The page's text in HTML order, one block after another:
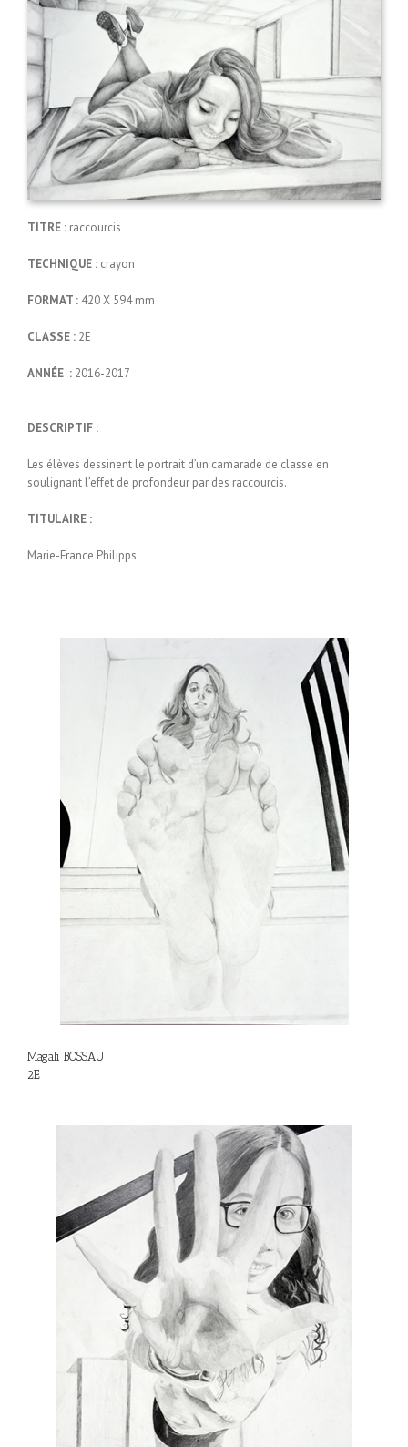
TITRE : raccourcis
TECHNIQUE : crayon
FORMAT : 420 X 594 mm
CLASSE : 2E
ANNÉE : 2016-2017
DESCRIPTIF :
Les élèves dessinent le portrait d’un camarade de classe en
soulignant l’effet de profondeur par des raccourcis.
TITULAIRE :
Marie-France Philipps
Magali BOSSAU
2E